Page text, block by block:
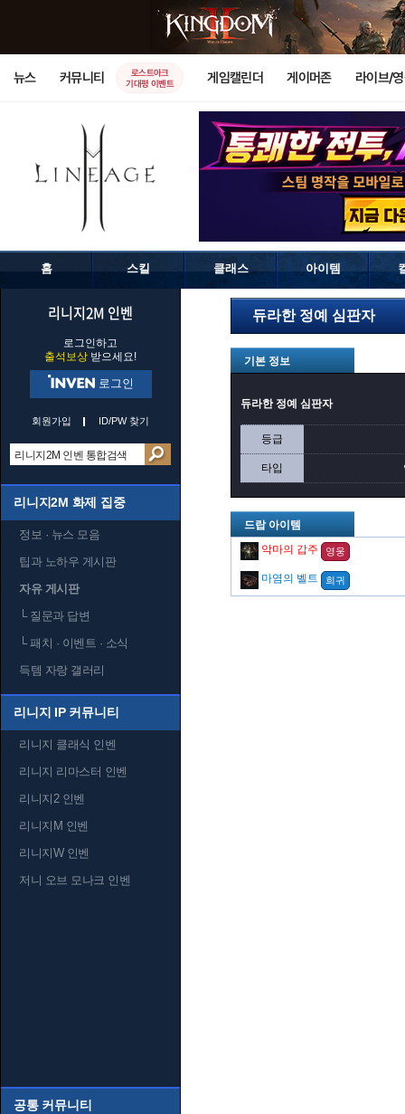
뉴스 커뮤니티
로스트아크
기대평 이벤트
게임캘린더 게이머존 라이브/
홈 스킬 클래스 아이템
리니지2M 인벤
로그인하고
출석보상 받으세요!
로그인
회원가입 ID/PW 찾기
리니지2M 화제 집중
정보 · 뉴스 모음
팁과 노하우 게시판
자유 게시판
└질문과 답변
└패치 · 이벤트 · 소식
득템 자랑 갤러리
리니지 IP 커뮤니티
리니지 클래식 인벤
리니지 리마스터 인벤
리니지2 인벤
리니지M 인벤
리니지W 인벤
저니 오브 모나크 인벤
공통 커뮤니티
듀라한 정예 심판자
기본 정보
듀라한 정예 심판자
등급
타입
드랍 아이템
악마의 갑주
영웅
마염의 벨트 희귀